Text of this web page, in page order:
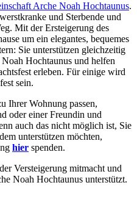
Arche Noah Hochtaunus.
und Sterbende und
Mit der Ersteigerung des
um ein elegantes, bequemes
Sie unterstützen gleichzeitig
Hochtaunus und helfen
erleben. Für einige wird
sein.
Ihrer Wohnung passen,
oder einer Freundin und
auch das nicht möglich ist, Sie
unterstützen möchten,
hier spenden.
Versteigerung mitmacht und
Noah Hochtaunus unterstützt.